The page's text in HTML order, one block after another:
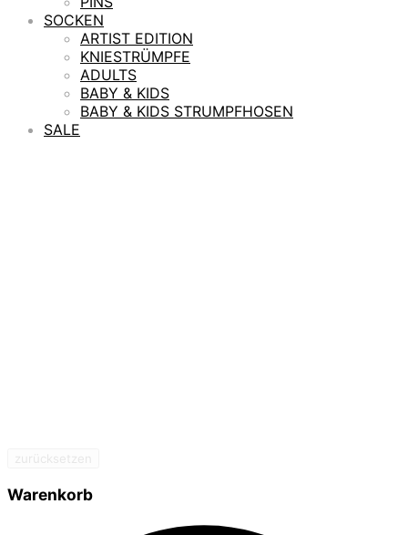
SOCKEN
ARTIST EDITION
KNIESTRÜMPFE
ADULTS
BABY & KIDS
BABY & KIDS STRUMPFHOSEN
SALE
Warenkorb